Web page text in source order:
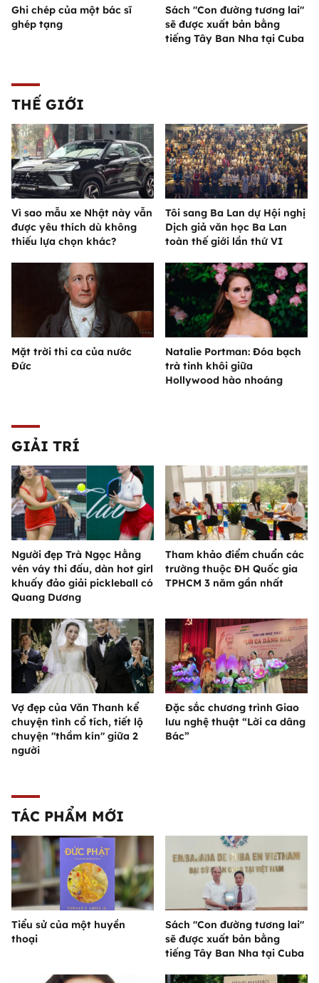
Ghi chép của một bác sĩ
ghép tạng
Sách "Con đường tương lai"
sẽ được xuất bản bằng
tiếng Tây Ban Nha tại Cuba
THẾ GIỚI
Vì sao mẫu xe Nhật này vẫn
được yêu thích dù không
thiếu lựa chọn khác?
Tôi sang Ba Lan dự Hội nghị
Dịch giả văn học Ba Lan
toàn thế giới lần thứ VI
Mặt trời thi ca của nước
Đức
Natalie Portman: Đóa bạch
trà tinh khôi giữa
Hollywood hào nhoáng
GIẢI TRÍ
Người đẹp Trà Ngọc Hằng
vén váy thi đấu, dàn hot girl
khuấy đảo giải pickleball có
Quang Dương
Tham khảo điểm chuẩn các
trường thuộc ĐH Quốc gia
TPHCM 3 năm gần nhất
Vợ đẹp của Văn Thanh kể
chuyện tình cổ tích, tiết lộ
chuyện "thầm kín" giữa 2
người
Đặc sắc chương trình Giao
lưu nghệ thuật “Lời ca dâng
Bác”
TÁC PHẨM MỚI
Tiểu sử của một huyền
thoại
Sách "Con đường tương lai"
sẽ được xuất bản bằng
tiếng Tây Ban Nha tại Cuba